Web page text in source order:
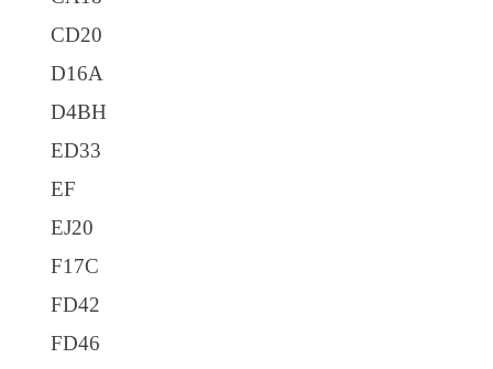
CD20
D16A
D4BH
ED33
EF
EJ20
F17C
FD42
FD46